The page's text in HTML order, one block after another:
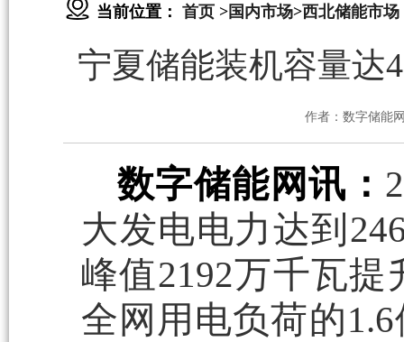
当前位置： 首页 >国内市场>西北储能市场
宁夏储能装机容量达
作者：数字储能
数字储能网讯：
大发电电力达到
峰值2192万千瓦提
全网用电负荷的